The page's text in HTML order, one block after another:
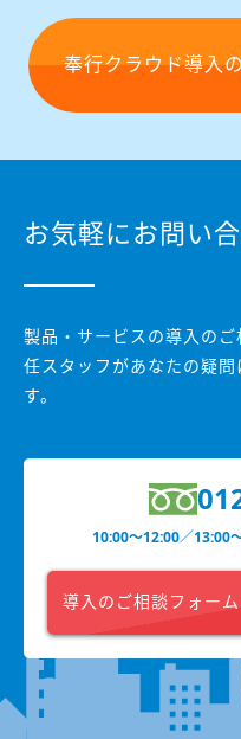
奉行クラウド導入
お気軽にお問い
製品・サービスの導入のご
任スタッフがあなたの疑問
す。
10:00〜12:00／13:00
導入のご相談フォー